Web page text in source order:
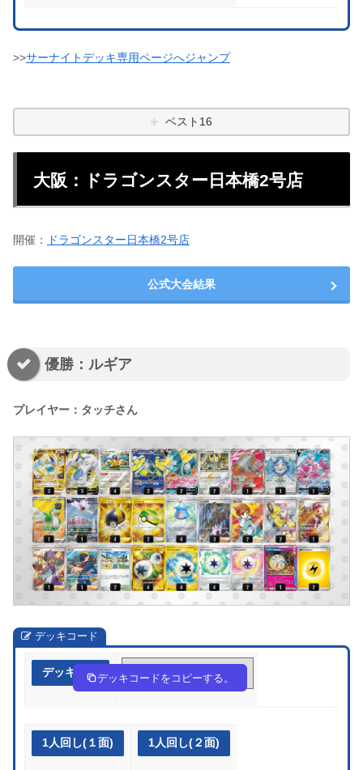
>>サーナイトデッキ専用ページへジャンプ
ベスト16
大阪：ドラゴンスター日本橋2号店
開催： ドラゴンスター日本橋2号店
公式大会結果
優勝：ルギア
プレイヤー：タッチさん
デッキコード
デッキ作成 fVFkFV-Cl318t-5dkvkk
デッキコードをコピーする。
1人回し(１面) 1人回し(２面)